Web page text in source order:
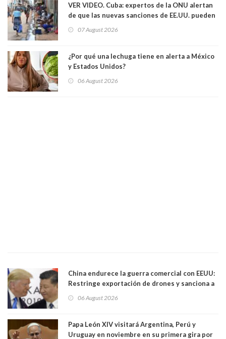
VER VIDEO. Cuba: expertos de la ONU alertan
de que las nuevas sanciones de EE.UU. pueden
07 August 2026
¿Por qué una lechuga tiene en alerta a México
y Estados Unidos?
06 August 2026
China endurece la guerra comercial con EEUU:
Restringe exportación de drones y sanciona a
06 August 2026
Papa León XIV visitará Argentina, Perú y
Uruguay en noviembre en su primera gira por